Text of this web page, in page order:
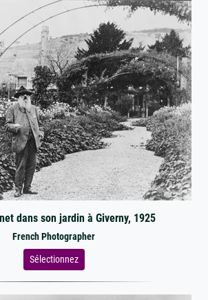
dans son jardin à Giverny, 1925
French Photographer
Sélectionnez